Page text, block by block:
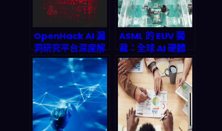
OpenHack AI 漏
洞研究平台深度解
析：LLM 驅動的資
安革命如何重塑
2026 企業防線
ASML 的 EUV 獨
裁：全球 AI 硬體
戰 actually 是一
場 lithography
戰爭